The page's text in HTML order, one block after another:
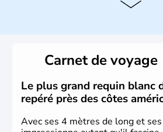
Plusieurs populations se sont
des européens, suite à la
Christophe Colomb en
britanniques proclament la
en 1776 et adoptent leur première
La conquête de l'Ouest marque
phase de développement intense.
Carnet de voyage
Le plus grand requin blanc
repéré près des côtes
Avec ses 4 mètres de long et